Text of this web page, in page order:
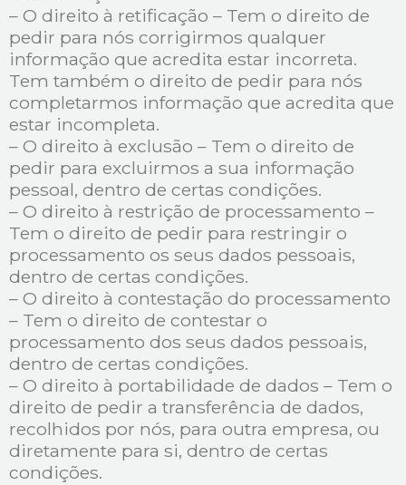
– O direito à retificação – Tem o direito de
pedir para nós corrigirmos qualquer
informação que acredita estar incorreta.
Tem também o direito de pedir para nós
completarmos informação que acredita que
estar incompleta.
– O direito à exclusão – Tem o direito de
pedir para excluirmos a sua informação
pessoal, dentro de certas condições.
– O direito à restrição de processamento –
Tem o direito de pedir para restringir o
processamento os seus dados pessoais,
dentro de certas condições.
– O direito à contestação do processamento
– Tem o direito de contestar o
processamento dos seus dados pessoais,
dentro de certas condições.
– O direito à portabilidade de dados – Tem o
direito de pedir a transferência de dados,
recolhidos por nós, para outra empresa, ou
diretamente para si, dentro de certas
condições.